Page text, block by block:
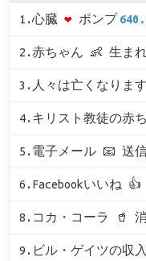
1.心臓 ❤ ポンプ
2.赤ちゃん 👶 生ま
3.人々は亡くなります
4.キリスト教徒の赤
5.電子メール 📧 送
6.Facebookいいね 👍
8.コカ・コーラ 🥤
9.ビル・ゲイツの収入